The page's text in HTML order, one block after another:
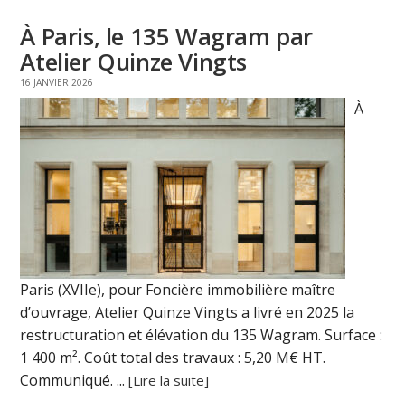
À Paris, le 135 Wagram par
Atelier Quinze Vingts
16 JANVIER 2026
À
Paris (XVIIe), pour Foncière immobilière maître
d’ouvrage, Atelier Quinze Vingts a livré en 2025 la
restructuration et élévation du 135 Wagram. Surface :
1 400 m². Coût total des travaux : 5,20 M€ HT.
Communiqué. ...[Lire la suite]